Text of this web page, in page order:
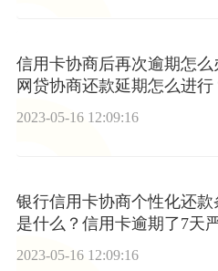
信用卡协商后再次逾期怎么
网贷协商还款延期怎么进行
2023-05-16 12:09:16
银行信用卡协商个性化还款
是什么？信用卡逾期了7天
吗？-快看点
2023-05-16 12:09:16